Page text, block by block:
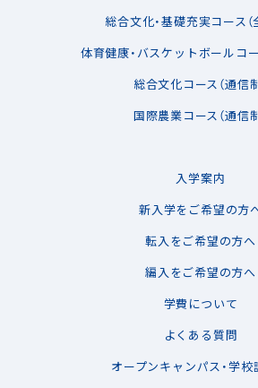
総合文化・基礎充実コース（
体育健康・バスケットボールコー
総合文化コース（通信制
国際農業コース（通信制
入学案内
新入学をご希望の方
転入をご希望の方へ
編入をご希望の方へ
学費について
よくある質問
オープンキャンパス・学校